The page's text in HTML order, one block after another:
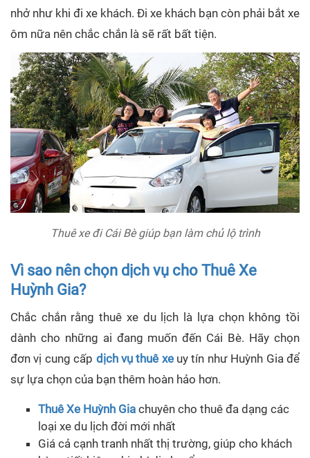
nhở như khi đi xe khách. Đi xe khách bạn còn phải bắt xe
ôm nữa nên chắc chắn là sẽ rất bất tiện.
Thuê xe đi Cái Bè giúp bạn làm chủ lộ trình
Vì sao nên chọn dịch vụ cho Thuê Xe
Huỳnh Gia?
Chắc chắn rằng thuê xe du lịch là lựa chọn không tồi
dành cho những ai đang muốn đến Cái Bè. Hãy chọn
đơn vị cung cấp dịch vụ thuê xeuy tín như Huỳnh Gia để
sự lựa chọn của bạn thêm hoàn hảo hơn.
Thuê Xe Huỳnh Gia chuyên cho thuê đa dạng các
loại xe du lịch đời mới nhất
Giá cả cạnh tranh nhất thị trường, giúp cho khách